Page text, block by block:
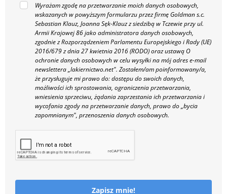
Wyrażam zgodę na przetwarzanie moich danych osobowych,
wskazanych w powyższym formularzu przez firmę Goldman s.c.
Sebastian Klauz, Joanna Sęk-Klauz z siedzibą w Tczewie przy ul.
Armii Krajowej 86 jako administratora danych osobowych,
zgodnie z Rozporządzeniem Parlamentu Europejskiego i Rady (UE)
2016/679 z dnia 27 kwietnia 2016 (RODO) oraz ustawą O
ochronie danych osobowych w celu wysyłki na mój adres e-mail
newslettera „lakiernictwo.net". Zostałem/am poinformowany/a,
że przysługuje mi prawo do: dostępu do swoich danych,
możliwości ich sprostowania, ograniczenia przetwarzania,
wniesienia sprzeciwu, żądania zaprzestania ich przetwarzania i
wycofania zgody na przetwarzanie danych, prawo do „bycia
zapomnianym", przenoszenia danych osobowych.
Zapisz mnie!